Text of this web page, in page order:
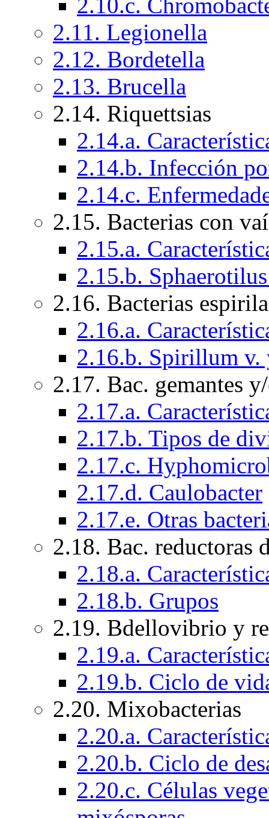
2.11. Legionella
2.12. Bordetella
2.13. Brucella
2.14. Riquettsias
2.14.a.
2.14.b. Infección
2.14.c.
2.15. Bacterias con
2.15.a.
2.15.b.
2.16. Bacterias
2.16.a.
2.16.b. Spirillum
2.17. Bac. gemantes
2.17.a.
2.17.b. Tipos de
2.17.c.
2.17.d. Caulobacter
2.17.e. Otras
2.18. Bac. reductoras
2.18.a.
2.18.b. Grupos
2.19. Bdellovibrio y
2.19.a.
2.19.b. Ciclo de
2.20. Mixobacterias
2.20.a.
2.20.b. Ciclo de
2.20.c. Células